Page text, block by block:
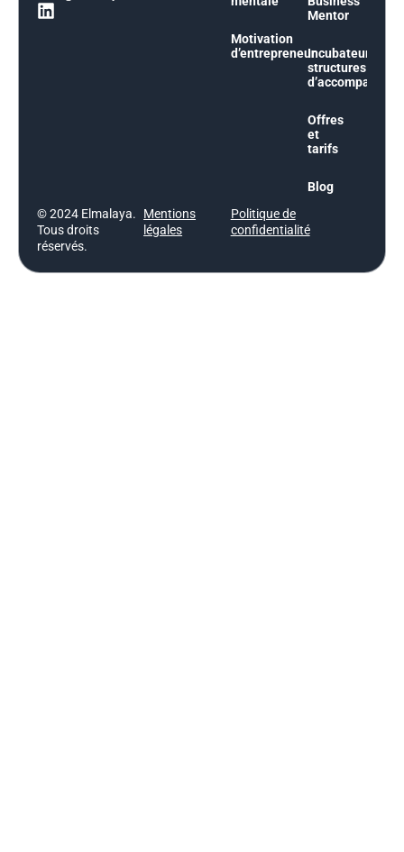
Motivation
d’entrepreneur
Mentor
Incubateurs et
structures
Offres
et
tarifs
Blog
© 2024 Elmalaya.
Tous droits
réservés.
Mentions
légales
Politique de
confidentialité